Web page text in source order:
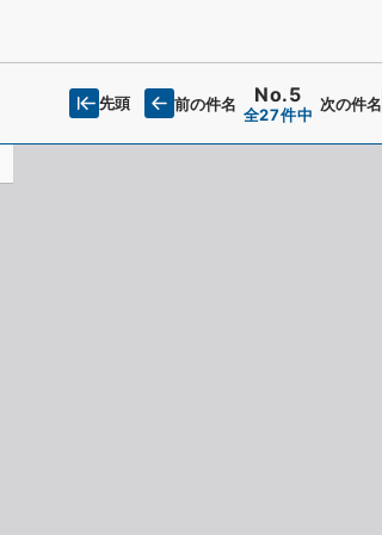
先頭 前の件名 No.5
全27件中
次の件名